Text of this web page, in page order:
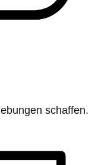
schaffen.